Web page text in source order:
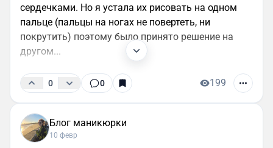
сердечками. Но я устала их рисовать на одном
пальце (пальцы на ногах не повертеть, ни
покрутить) поэтому было принято решение на
другом...
0 0 199
Блог маникюрки
10 февр